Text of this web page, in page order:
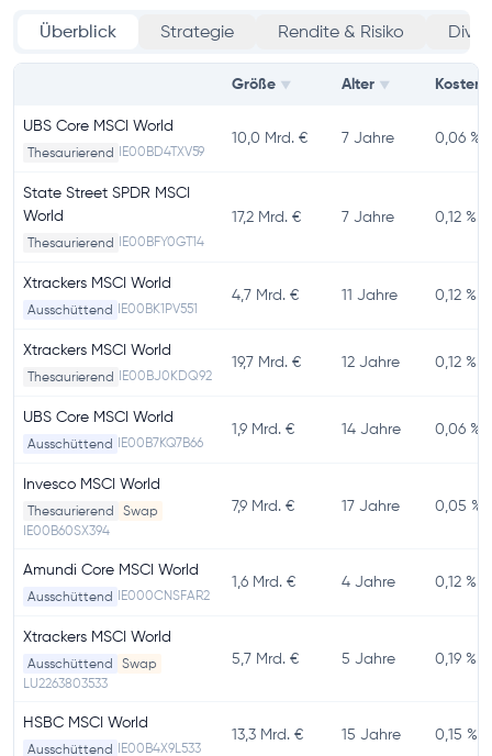
Überblick Strategie Rendite & Risiko
Größe ▼ Alter ▼ Kosten
UBS Core MSCI World
Thesaurierend IE00BD4TXV59
10,0 Mrd. € 7 Jahre 0,06 %
State Street SPDR MSCI
World
Thesaurierend IE00BFY0GT14
17,2 Mrd. € 7 Jahre 0,12 %
Xtrackers MSCI World
Ausschüttend IE00BK1PV551
4,7 Mrd. € 11 Jahre 0,12 %
Xtrackers MSCI World
Thesaurierend IE00BJ0KDQ92
19,7 Mrd. € 12 Jahre 0,12 %
UBS Core MSCI World
Ausschüttend IE00B7KQ7B66
1,9 Mrd. € 14 Jahre 0,06 %
Invesco MSCI World
Thesaurierend
Swap
IE00B60SX394
7,9 Mrd. € 17 Jahre 0,05 %
Amundi Core MSCI World
Ausschüttend IE000CNSFAR2
1,6 Mrd. € 4 Jahre 0,12 %
Xtrackers MSCI World
Ausschüttend
Swap
LU2263803533
5,7 Mrd. € 5 Jahre 0,19 %
HSBC MSCI World
Ausschüttend IE00B4X9L533
13,3 Mrd. € 15 Jahre 0,15 %